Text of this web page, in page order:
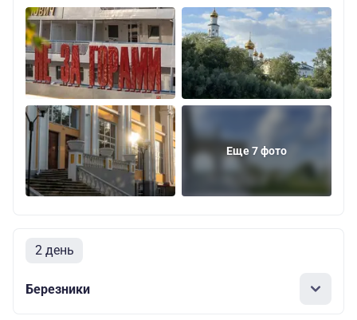
Еще 7 фото
2 день
Березники